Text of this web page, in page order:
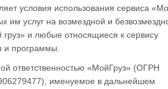
условия использования сервиса
им услуг на возмездной и
груз» и любые относящиеся к сервису
и программы.
ответственностью «МойГруз» (ОГРН
именуемое в дальнейшем